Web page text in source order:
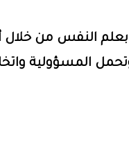
بعلم النفس من خلال
المسؤولية واتخاذ